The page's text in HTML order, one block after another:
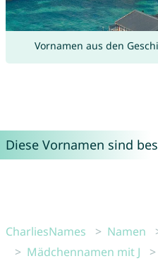
Vornamen aus den
Diese Vornamen sind
CharliesNames Namen
Mädchennamen mit J